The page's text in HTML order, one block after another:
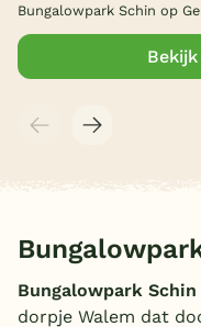
Bungalowpark Schin op
Bungalowpark Schin
dorpje Walem dat